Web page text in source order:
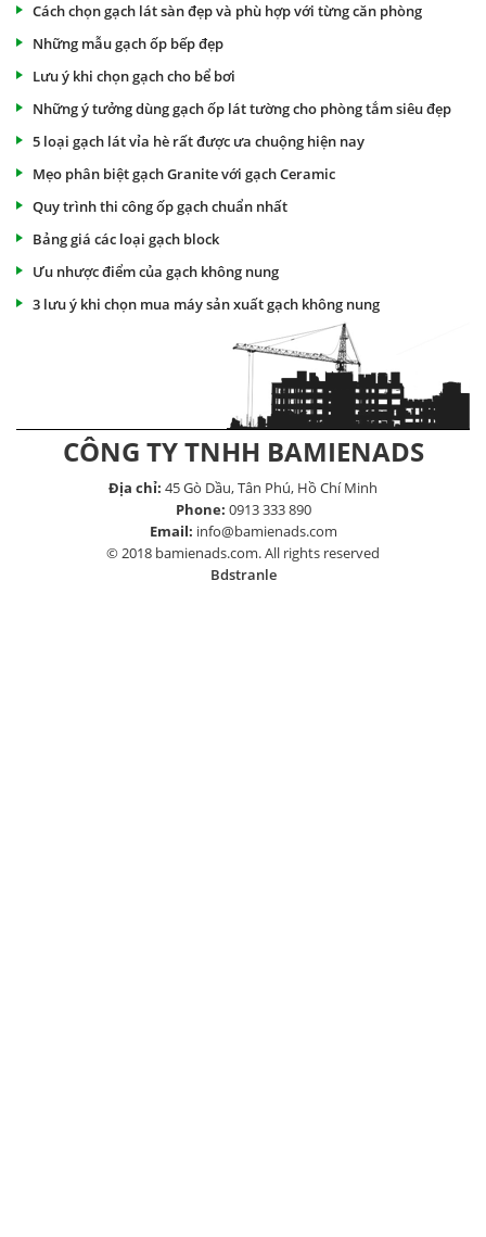
Cách chọn gạch lát sàn đẹp và phù hợp với từng căn phòng
Những mẫu gạch ốp bếp đẹp
Lưu ý khi chọn gạch cho bể bơi
Những ý tưởng dùng gạch ốp lát tường cho phòng tắm siêu đẹp
5 loại gạch lát vỉa hè rất được ưa chuộng hiện nay
Mẹo phân biệt gạch Granite với gạch Ceramic
Quy trình thi công ốp gạch chuẩn nhất
Bảng giá các loại gạch block
Ưu nhược điểm của gạch không nung
3 lưu ý khi chọn mua máy sản xuất gạch không nung
CÔNG TY TNHH BAMIENADS
Địa chỉ: 45 Gò Dầu, Tân Phú, Hồ Chí Minh
Phone: 0913 333 890
Email: info@bamienads.com
© 2018 bamienads.com. All rights reserved
Bdstranle